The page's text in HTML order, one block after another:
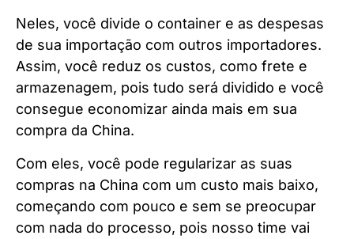
Neles, você divide o container e as despesas
de sua importação com outros importadores.
Assim, você reduz os custos, como frete e
armazenagem, pois tudo será dividido e você
consegue economizar ainda mais em sua
compra da China.
Com eles, você pode regularizar as suas
compras na China com um custo mais baixo,
começando com pouco e sem se preocupar
com nada do processo, pois nosso time vai